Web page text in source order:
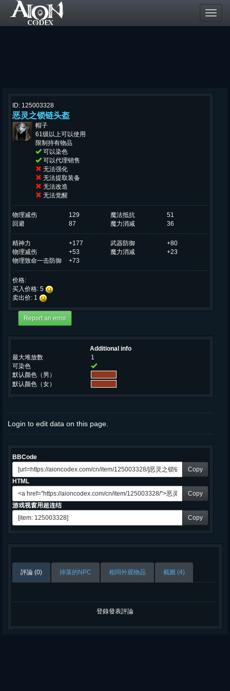
ID: 125003328
恶灵之锁链头盔
帽子
61级以上可以使用
限制持有物品
可以染色
可以代理销售
无法强化
无法提取装备
无法改造
无法觉醒
物理减伤 129 魔法抵抗
51
回避
87 魔力消减 36
精神力 +177 武器防御
+80
物理减伤
+53 魔力消减
+23
物理致命一击防御
+73
价格:
买入价格: 5
卖出价: 1
Additional info
最大堆放数
1
可染色
默认颜色（男）
默认颜色（女）
Login to edit data on this page.
BBCode
Copy
HTML
Copy
游戏视窗用超连结
Copy
評論 (0) 掉落的NPC 相同外观物品 截圖 (4)
登錄發表評論